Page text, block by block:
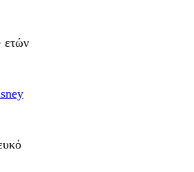
ετών